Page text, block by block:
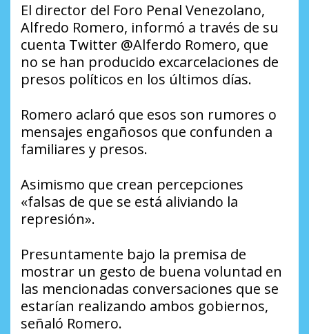
El director del Foro Penal Venezolano,
Alfredo Romero, informó a través de su
cuenta Twitter @Alferdo Romero, que
no se han producido excarcelaciones de
presos políticos en los últimos días.
Romero aclaró que esos son rumores o
mensajes engañosos que confunden a
familiares y presos.
Asimismo que crean percepciones
«falsas de que se está aliviando la
represión».
Presuntamente bajo la premisa de
mostrar un gesto de buena voluntad en
las mencionadas conversaciones que se
estarían realizando ambos gobiernos,
señaló Romero.